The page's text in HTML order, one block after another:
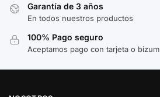
Garantía de 3 años
En todos nuestros productos
100% Pago seguro
Aceptamos pago con tarjeta o bizum